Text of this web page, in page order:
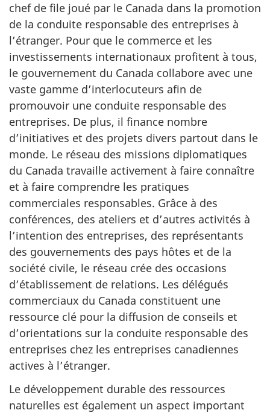
chef de file joué par le Canada dans la promotion
de la conduite responsable des entreprises à
l’étranger. Pour que le commerce et les
investissements internationaux profitent à tous,
le gouvernement du Canada collabore avec une
vaste gamme d’interlocuteurs afin de
promouvoir une conduite responsable des
entreprises. De plus, il finance nombre
d’initiatives et des projets divers partout dans le
monde. Le réseau des missions diplomatiques
du Canada travaille activement à faire connaître
et à faire comprendre les pratiques
commerciales responsables. Grâce à des
conférences, des ateliers et d’autres activités à
l’intention des entreprises, des représentants
des gouvernements des pays hôtes et de la
société civile, le réseau crée des occasions
d’établissement de relations. Les délégués
commerciaux du Canada constituent une
ressource clé pour la diffusion de conseils et
d’orientations sur la conduite responsable des
entreprises chez les entreprises canadiennes
actives à l’étranger.
Le développement durable des ressources
naturelles est également un aspect important